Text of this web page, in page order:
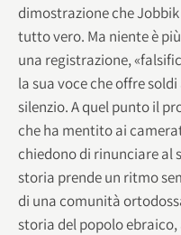
dimostrazione che
tutto vero. Ma niente è
una registrazione,
la sua voce che offre
silenzio. A quel punto il
che ha mentito ai
chiedono di rinunciare al
storia prende un ritmo
di una comunità
storia del popolo